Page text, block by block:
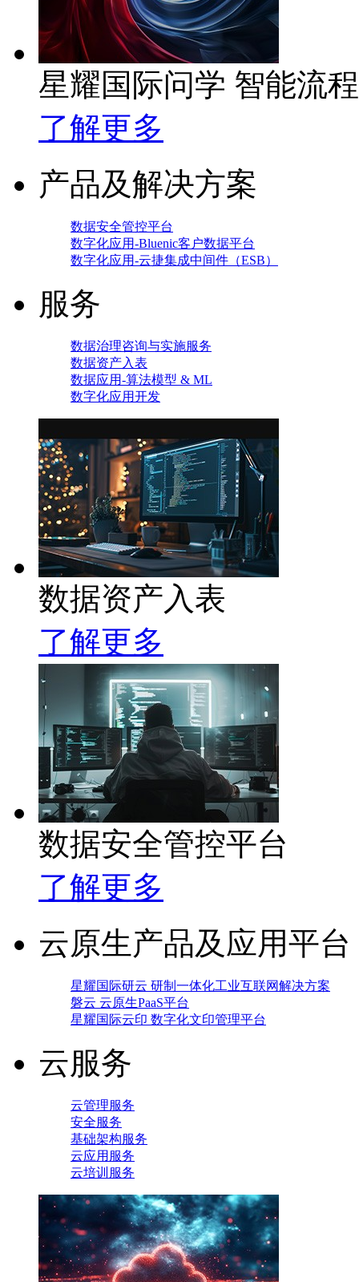
星耀国际问学 智能流
了解更多
产品及解决方案
数据安全管控平台
数字化应用-Bluenic客户数据平台
数字化应用-云捷集成中间件（ESB）
服务
数据治理咨询与实施服务
数据资产入表
数据应用-算法模型 & ML
数字化应用开发
数据资产入表
了解更多
数据安全管控平台
了解更多
云原生产品及应用平台
星耀国际研云 研制一体化工业互联网解决方案
磐云 云原生PaaS平台
星耀国际云印 数字化文印管理平台
云服务
云管理服务
安全服务
基础架构服务
云应用服务
云培训服务